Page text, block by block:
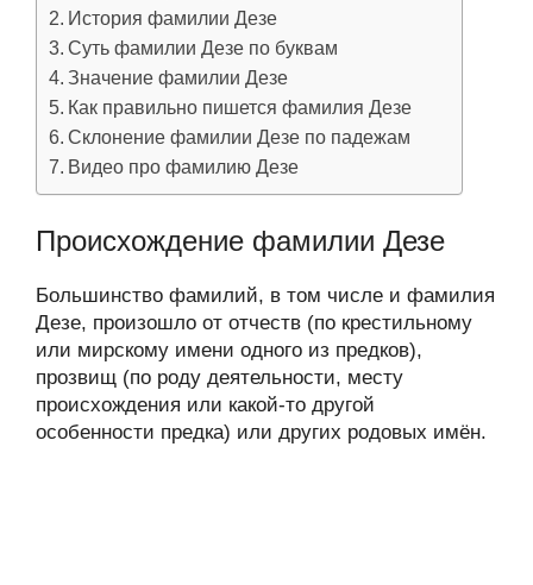
История фамилии Дезе
Суть фамилии Дезе по буквам
Значение фамилии Дезе
Как правильно пишется фамилия Дезе
Склонение фамилии Дезе по падежам
Видео про фамилию Дезе
Происхождение фамилии Дезе
Большинство фамилий, в том числе и фамилия
Дезе, произошло от отчеств (по крестильному
или мирскому имени одного из предков),
прозвищ (по роду деятельности, месту
происхождения или какой-то другой
особенности предка) или других родовых имён.